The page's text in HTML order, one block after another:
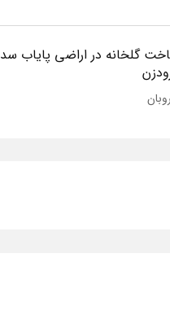
گلخانه در اراضی پایاب سد